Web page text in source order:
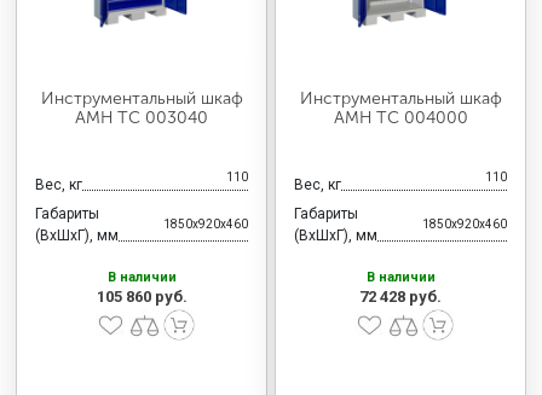
Инструментальный шкаф
AMH TC 003040
Вес, кг 110
Габариты
(ВхШхГ), мм
1850x920x460
В наличии
105 860 руб.
Инструментальный шкаф
AMH TC 004000
Вес, кг 110
Габариты
(ВхШхГ), мм
1850x920x460
В наличии
72 428 руб.